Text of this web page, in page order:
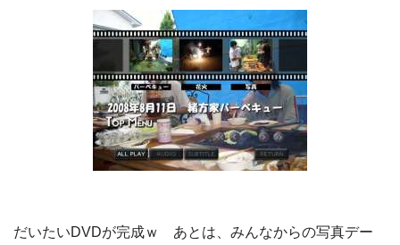
だいたいDVDが完成ｗ あとは、みんなからの写真デー